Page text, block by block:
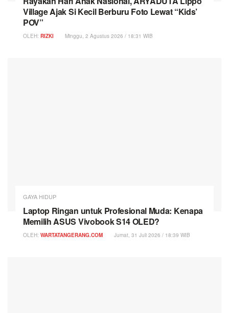
Village Ajak Si Kecil Berburu Foto Lewat “Kids’
POV”
OLEH: RIZKI Minggu, 2 Agustus 2026 / 18:31 WIB
GAYA HIDUP
Laptop Ringan untuk Profesional Muda: Kenapa
Memilih ASUS Vivobook S14 OLED?
OLEH: WARTATANGERANG.COM Jumat, 31 Juli 2026 / 18:39 WIB